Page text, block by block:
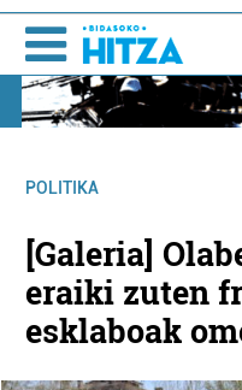
POLITIKA
[Galeria]
eraiki zuten
esklaboak